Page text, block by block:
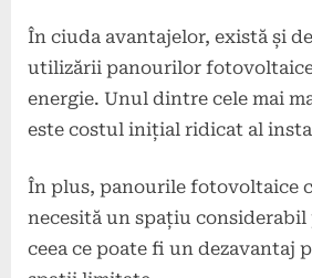
În ciuda avantajelor, există și
utilizării panourilor
energie. Unul dintre cele mai
este costul inițial ridicat al
În plus, panourile fotovoltaice
necesită un spațiu
ceea ce poate fi un dezavantaj